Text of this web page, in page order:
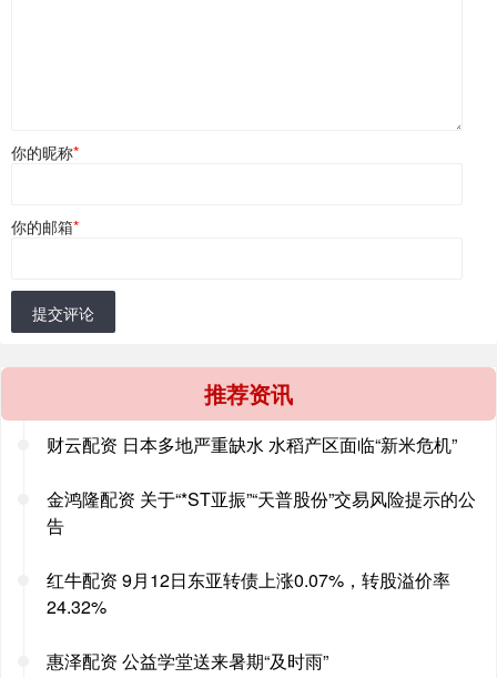
你的昵称*
你的邮箱*
提交评论
推荐资讯
财云配资 日本多地严重缺水 水稻产区面临“新米危机”
金鸿隆配资 关于“*ST亚振”“天普股份”交易风险提示的公
告
红牛配资 9月12日东亚转债上涨0.07%，转股溢价率
24.32%
惠泽配资 公益学堂送来暑期“及时雨”